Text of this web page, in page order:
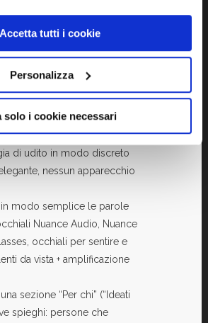
Accetta tutti i cookie
Personalizza
solo i cookie necessari
di inserimento per il tuo
sentire meglio” oltre che
quindi offri due benefici:
il fatto che integrano
di udito in modo discreto
nessun apparecchio
in modo semplice le parole
Nuance Audio, Nuance
occhiali per sentire e
da vista + amplificazione
sezione “Per chi” (“Ideati
spieghi: persone che